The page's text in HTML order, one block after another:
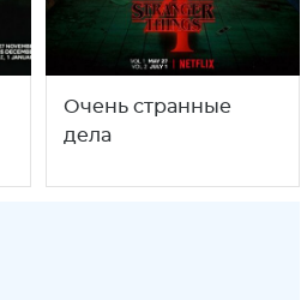
Очень странные
дела